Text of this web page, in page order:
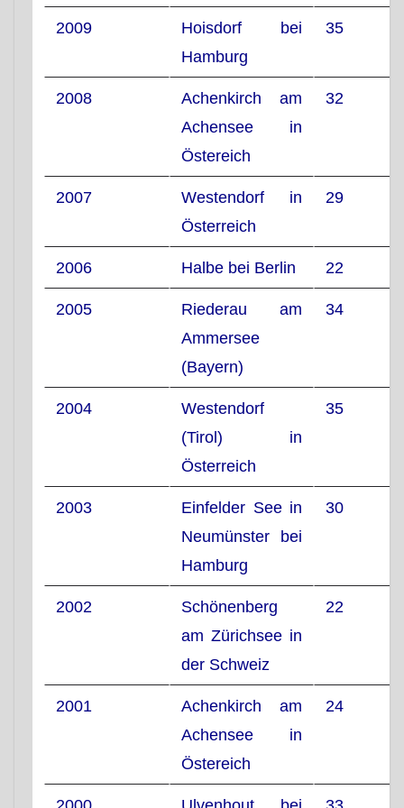
2009
Hoisdorf bei
Hamburg
35
2008
Achenkirch am
Achensee in
Östereich
32
2007
Westendorf in
Österreich
29
2006 Halbe bei Berlin 22
2005
Riederau am
Ammersee
(Bayern)
34
2004
Westendorf
(Tirol) in
Österreich
35
2003
Einfelder See in
Neumünster bei
Hamburg
30
2002
Schönenberg
am Zürichsee in
der Schweiz
22
2001
Achenkirch am
Achensee in
Östereich
24